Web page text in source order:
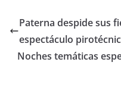
Paterna despide sus
espectáculo
Noches temáticas